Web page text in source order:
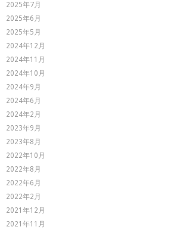
2025年7月
2025年6月
2025年5月
2024年12月
2024年11月
2024年10月
2024年9月
2024年6月
2024年2月
2023年9月
2023年8月
2022年10月
2022年8月
2022年6月
2022年2月
2021年12月
2021年11月